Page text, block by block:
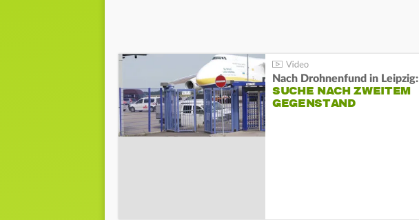
Nach Drohnenfund in Leipzig:
SUCHE NACH ZWEITEM
GEGENSTAND